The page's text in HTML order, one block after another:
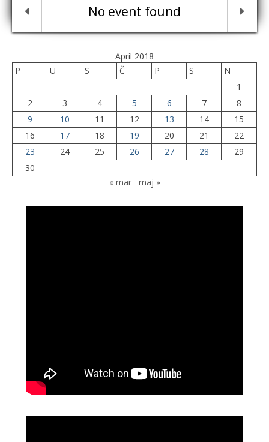
No event found
April 2018
P
U S Č P S
N
1
2
3 4 5 6 7
8
9
10 11 12 13 14
15
16
17 18 19 20 21
22
23
24 25 26 27 28
29
30
« mar
maj »